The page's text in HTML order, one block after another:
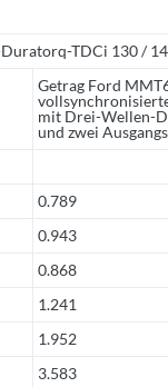
TDCi 130 /
Getrag Ford
mit Drei-Wellen-
und zwei
0.789
0.943
0.868
1.241
1.952
3.583